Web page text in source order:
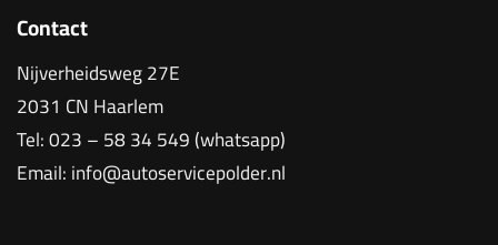
Contact
Nijverheidsweg 27E
2031 CN Haarlem
Tel:023 – 58 34 549 (whatsapp)
Email:info@autoservicepolder.nl